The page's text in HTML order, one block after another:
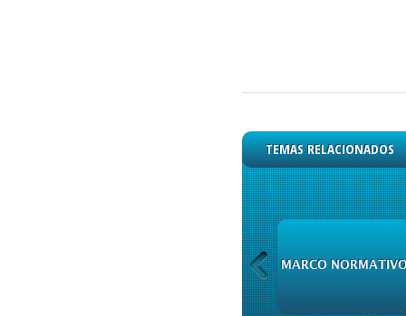
TEMAS RELACIONADOS
PRODUCTOS DE
INFORMACIÓN
MARCO